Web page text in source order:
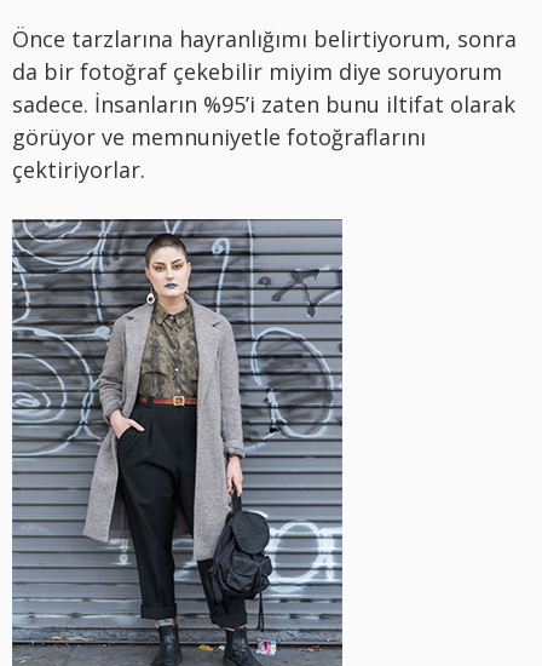
Önce tarzlarına hayranlığımı belirtiyorum, sonra
da bir fotoğraf çekebilir miyim diye soruyorum
sadece. İnsanların %95’i zaten bunu iltifat olarak
görüyor ve memnuniyetle fotoğraflarını
çektiriyorlar.